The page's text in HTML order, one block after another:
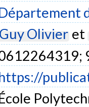
Guy Olivier et